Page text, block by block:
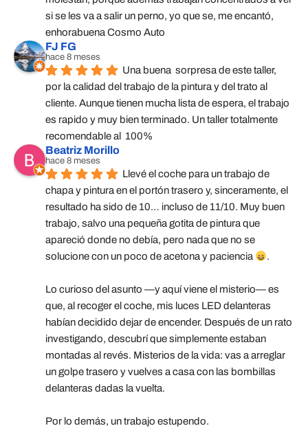
si se les va a salir un perno, yo que se, me encantó,
enhorabuena Cosmo Auto
FJ FG
hace 8 meses
Una buena  sorpresa de este taller,
por la calidad del trabajo de la pintura y del trato al
cliente. Aunque tienen mucha lista de espera, el trabajo
es rapido y muy bien terminado. Un taller totalmente
recomendable al  100%
Beatriz Morillo
hace 8 meses
Llevé el coche para un trabajo de
chapa y pintura en el portón trasero y, sinceramente, el
resultado ha sido de 10… incluso de 11/10. Muy buen
trabajo, salvo una pequeña gotita de pintura que
apareció donde no debía, pero nada que no se
solucione con un poco de acetona y paciencia
.
Lo curioso del asunto —y aquí viene el misterio— es
que, al recoger el coche, mis luces LED delanteras
habían decidido dejar de encender. Después de un rato
investigando, descubrí que simplemente estaban
montadas al revés. Misterios de la vida: vas a arreglar
un golpe trasero y vuelves a casa con las bombillas
delanteras dadas la vuelta.
Por lo demás, un trabajo estupendo.